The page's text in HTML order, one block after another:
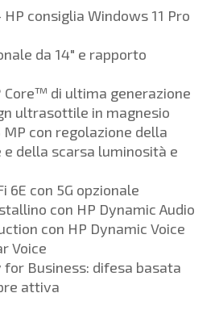
HP consiglia Windows 11 Pro
da 14" e rapporto
Core™ di ultima generazione
ultrasottile in magnesio
MP con regolazione della
della scarsa luminosità e
6E con 5G opzionale
con HP Dynamic Audio
con HP Dynamic Voice
Voice
for Business: difesa basata
attiva